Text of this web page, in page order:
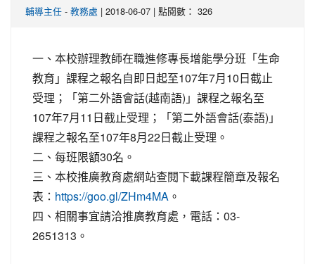
輔導主任 - 教務處 | 2018-06-07 | 點閱數： 326
一、本校辦理教師在職進修專長增能學分班「生命
教育」課程之報名自即日起至107年7月10日截止
受理；「第二外語會話(越南語)」課程之報名至
107年7月11日截止受理；「第二外語會話(泰語)」
課程之報名至107年8月22日截止受理。
二、每班限額30名。
三、本校推廣教育處網站查閱下載課程簡章及報名
表： https://goo.gl/ZHm4MA 。
四、相關事宜請洽推廣教育處，電話：03-
2651313。